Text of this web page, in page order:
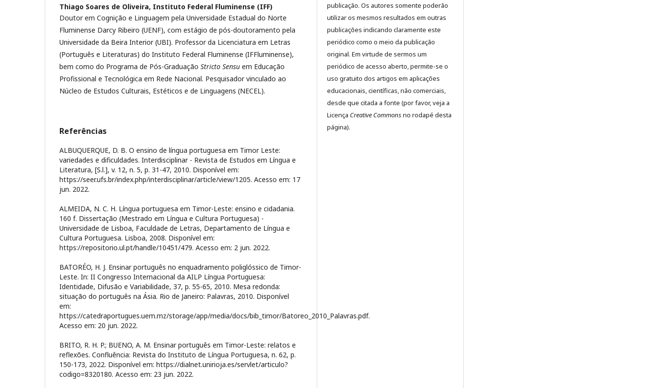
Thiago Soares de Oliveira, Instituto Federal Fluminense (IFF)
Doutor em Cognição e Linguagem pela Universidade Estadual do Norte
Fluminense Darcy Ribeiro (UENF), com estágio de pós-doutoramento pela
Universidade da Beira Interior (UBI). Professor da Licenciatura em Letras
(Português e Literaturas) do Instituto Federal Fluminense (IFFluminense),
bem como do Programa de Pós-Graduação Stricto Sensu em Educação
Profissional e Tecnológica em Rede Nacional. Pesquisador vinculado ao
Núcleo de Estudos Culturais, Estéticos e de Linguagens (NECEL).
Referências
ALBUQUERQUE, D. B. O ensino de língua portuguesa em Timor Leste:
variedades e dificuldades. Interdisciplinar - Revista de Estudos em Língua e
Literatura, [S.l.], v. 12, n. 5, p. 31-47, 2010. Disponível em:
https://seer.ufs.br/index.php/interdisciplinar/article/view/1205. Acesso em: 17
jun. 2022.
ALMEIDA, N. C. H. Língua portuguesa em Timor-Leste: ensino e cidadania.
160 f. Dissertação (Mestrado em Língua e Cultura Portuguesa) -
Universidade de Lisboa, Faculdade de Letras, Departamento de Língua e
Cultura Portuguesa. Lisboa, 2008. Disponível em:
https://repositorio.ul.pt/handle/10451/479. Acesso em: 2 jun. 2022.
BATORÉO, H. J. Ensinar português no enquadramento poliglóssico de Timor-
Leste. In: II Congresso Internacional da AILP Língua Portuguesa:
Identidade, Difusão e Variabilidade, 37, p. 55-65, 2010. Mesa redonda:
situação do português na Ásia. Rio de Janeiro: Palavras, 2010. Disponível
em:
https://catedraportugues.uem.mz/storage/app/media/docs/bib_timor/Batoreo_2010_Palavras.pdf.
Acesso em: 20 jun. 2022.
BRITO, R. H. P.; BUENO, A. M. Ensinar português em Timor-Leste: relatos e
reflexões. Confluência: Revista do Instituto de Língua Portuguesa, n. 62, p.
150-173, 2022. Disponível em: https://dialnet.unirioja.es/servlet/articulo?
codigo=8320180. Acesso em: 23 jun. 2022.
publicação. Os autores somente poderão
utilizar os mesmos resultados em outras
publicações indicando claramente este
periódico como o meio da publicação
original. Em virtude de sermos um
periódico de acesso aberto, permite-se o
uso gratuito dos artigos em aplicações
educacionais, científicas, não comerciais,
desde que citada a fonte (por favor, veja a
Licença Creative Commonsno rodapé desta
página).